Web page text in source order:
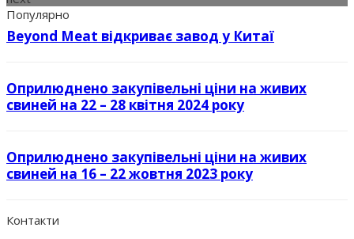
Популярно
Beyond Meat відкриває завод у Китаї
Оприлюднено закупівельні ціни на живих
свиней на 22 – 28 квітня 2024 року
Оприлюднено закупівельні ціни на живих
свиней на 16 – 22 жовтня 2023 року
Контакти